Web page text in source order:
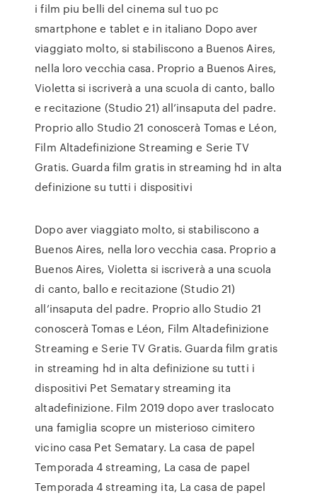
i film piu belli del cinema sul tuo pc
smartphone e tablet e in italiano Dopo aver
viaggiato molto, si stabiliscono a Buenos Aires,
nella loro vecchia casa. Proprio a Buenos Aires,
Violetta si iscriverà a una scuola di canto, ballo
e recitazione (Studio 21) all’insaputa del padre.
Proprio allo Studio 21 conoscerà Tomas e Léon,
Film Altadefinizione Streaming e Serie TV
Gratis. Guarda film gratis in streaming hd in alta
definizione su tutti i dispositivi
Dopo aver viaggiato molto, si stabiliscono a
Buenos Aires, nella loro vecchia casa. Proprio a
Buenos Aires, Violetta si iscriverà a una scuola
di canto, ballo e recitazione (Studio 21)
all’insaputa del padre. Proprio allo Studio 21
conoscerà Tomas e Léon, Film Altadefinizione
Streaming e Serie TV Gratis. Guarda film gratis
in streaming hd in alta definizione su tutti i
dispositivi Pet Sematary streaming ita
altadefinizione. Film 2019 dopo aver traslocato
una famiglia scopre un misterioso cimitero
vicino casa Pet Sematary. La casa de papel
Temporada 4 streaming, La casa de papel
Temporada 4 streaming ita, La casa de papel